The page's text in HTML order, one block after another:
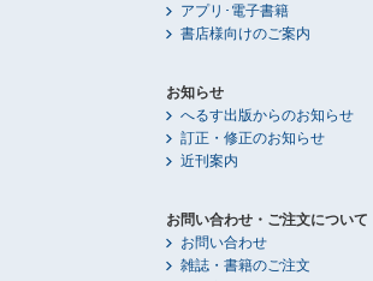
アプリ･電子書籍
書店様向けのご案内
お知らせ
へるす出版からのお知らせ
訂正・修正のお知らせ
近刊案内
お問い合わせ・ご注文について
お問い合わせ
雑誌・書籍のご注文